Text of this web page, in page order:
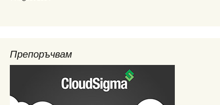
Препоръчвам